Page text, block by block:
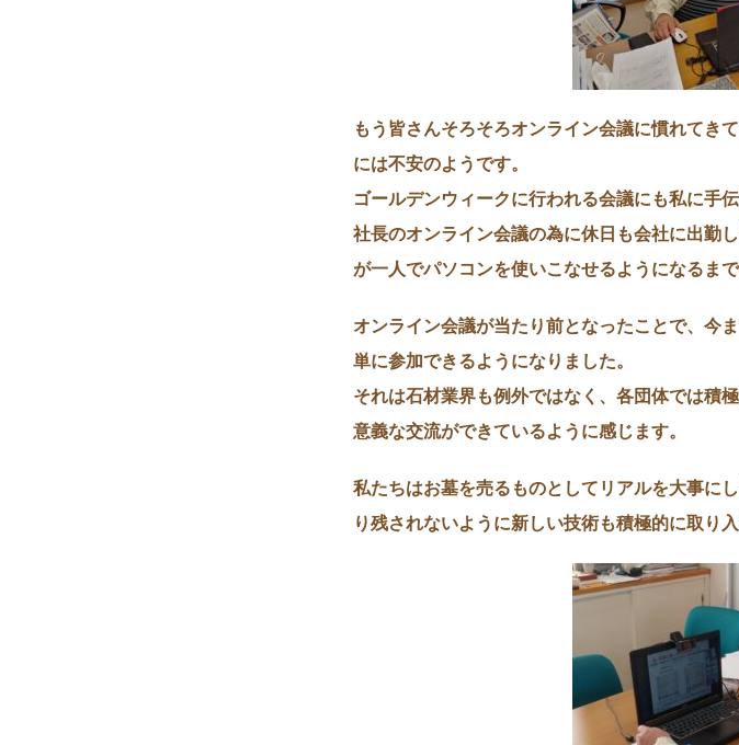
もう皆さんそろそろオンライン会議に慣れてき
には不安のようです。
ゴールデンウィークに行われる会議にも私に手
社長のオンライン会議の為に休日も会社に出勤
が一人でパソコンを使いこなせるようになるま
オンライン会議が当たり前となったことで、今
単に参加できるようになりました。
それは石材業界も例外ではなく、各団体では積
意義な交流ができているように感じます。
私たちはお墓を売るものとしてリアルを大事に
り残されないように新しい技術も積極的に取り